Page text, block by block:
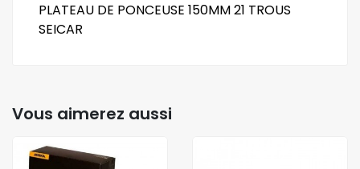
PLATEAU DE PONCEUSE 150MM 21 TROUS
SEICAR
Vous aimerez aussi